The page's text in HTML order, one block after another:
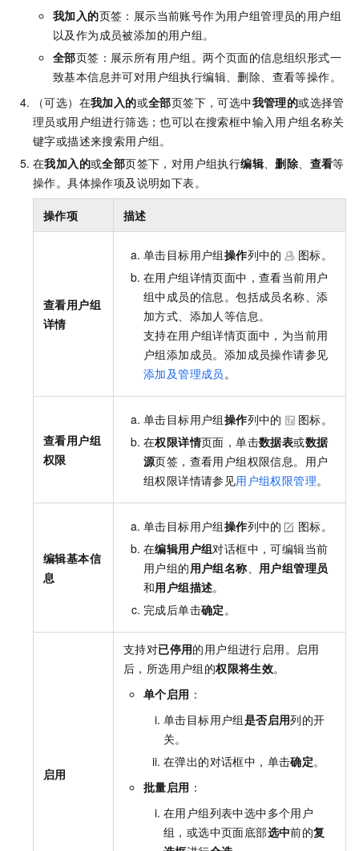
我加入的页签：展示当前账号作为用户组管理员的用户组
以及作为成员被添加的用户组。
全部页签：展示所有用户组。两个页面的信息组织形式一
致基本信息并可对用户组执行编辑、删除、查看等操作。
（可选）在我加入的或全部页签下，可选中我管理的或选择管
理员或用户组进行筛选；也可以在搜索框中输入用户组名称关
键字或描述来搜索用户组。
在我加入的或全部页签下，对用户组执行编辑 、删除 查看等
操作。具体操作项及说明如下表。
操作项 描述
查看用户组
详情
单击目标用户组操作列中的
图标。
在用户组详情页面中，查看当前用户
组中成员的信息。包括成员名称、添
加方式、添加人等信息。
支持在用户组详情页面中，为当前用
户组添加成员。添加成员操作请参见
添加及管理成员 。
查看用户组
权限
单击目标用户组操作列中的
图标。
在权限详情页面，单击数据表或数据
源页签，查看用户组权限信息。用户
组权限详情请参见用户组权限管理。
编辑基本信
息
单击目标用户组操作列中的
图标。
在编辑用户组对话框中，可编辑当前
用户组的用户组名称
用户组管理员
和用户组描述。
完成后单击确定 。
启用
支持对已停用的用户组进行启用。启用
后，所选用户组的权限将生效。
单个启用 ：
单击目标用户组是否启用列的开
关。
在弹出的对话框中，单击确定。
批量启用 ：
在用户组列表中选中多个用户
组，或选中页面底部选中前的复